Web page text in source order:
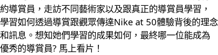
約導賞員，走訪不同藝術家以及跟真正的導賞員學習，
學習如何透過導賞跟觀眾傳達Nike at 50體驗背後的理念
和訊息。想知她們學習的成果如何，最終哪一位能成為
優秀的導賞員? 馬上看片！